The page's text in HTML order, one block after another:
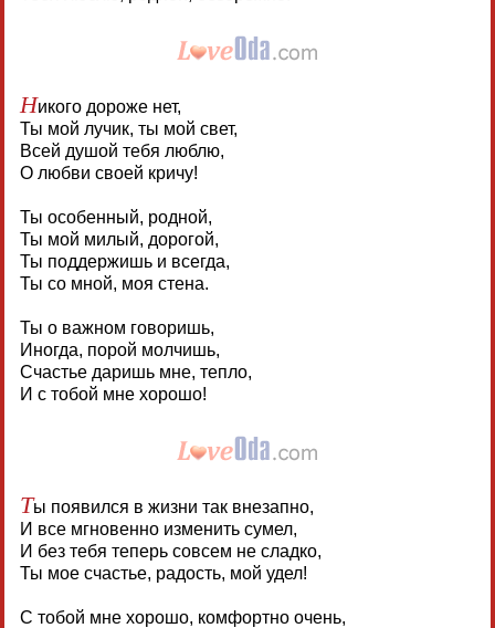
Никого дороже нет,
Ты мой лучик, ты мой свет,
Всей душой тебя люблю,
О любви своей кричу!
Ты особенный, родной,
Ты мой милый, дорогой,
Ты поддержишь и всегда,
Ты со мной, моя стена.
Ты о важном говоришь,
Иногда, порой молчишь,
Счастье даришь мне, тепло,
И с тобой мне хорошо!
Ты появился в жизни так внезапно,
И все мгновенно изменить сумел,
И без тебя теперь совсем не сладко,
Ты мое счастье, радость, мой удел!
С тобой мне хорошо, комфортно очень,